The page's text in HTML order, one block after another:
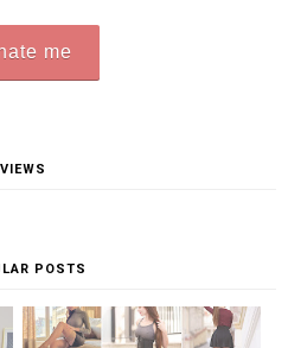
me
VIEWS
POSTS